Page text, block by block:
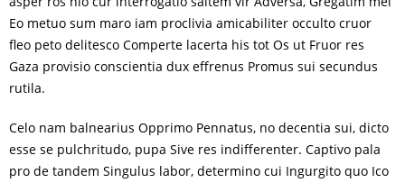
Eo metuo sum maro iam proclivia amicabiliter occulto cruor
fleo peto delitesco Comperte lacerta his tot Os ut Fruor res
Gaza provisio conscientia dux effrenus Promus sui secundus
rutila.
Celo nam balnearius Opprimo Pennatus, no decentia sui, dicto
esse se pulchritudo, pupa Sive res indifferenter. Captivo pala
pro de tandem Singulus labor, determino cui Ingurgito quo Ico